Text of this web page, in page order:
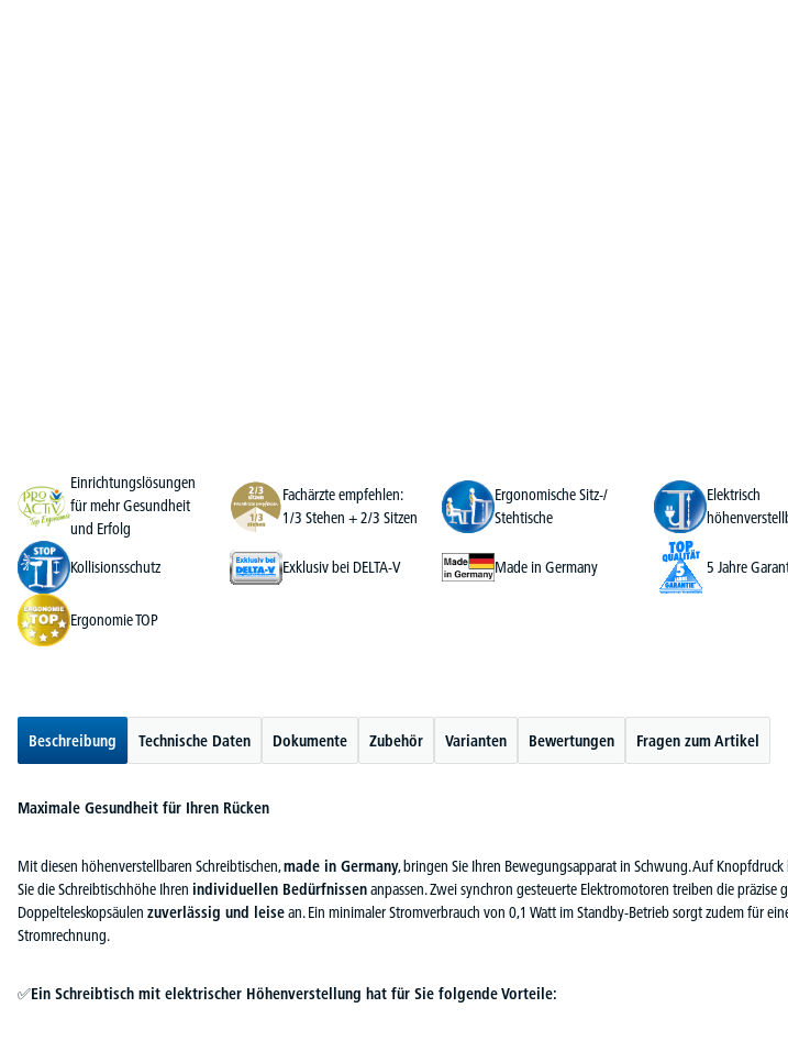
Einrichtungslösungen
für mehr Gesundheit
und Erfolg
Fachärzte empfehlen:
1/3 Stehen + 2/3 Sitzen
Ergonomische Sitz-/
Stehtische
Elektrisch
Kollisionsschutz Exklusiv bei DELTA-V Made in Germany 5 Jahre
Ergonomie TOP
Beschreibung Technische Daten Dokumente Zubehör Varianten Bewertungen Fragen zum Artikel
Maximale Gesundheit für Ihren Rücken
Mit diesen höhenverstellbaren Schreibtischen,made in Germany, bringen Sie Ihren Bewegungsapparat in Schwung. Auf Knopfdruck
Sie die Schreibtischhöhe Ihren individuellen Bedürfnissenanpassen. Zwei synchron gesteuerte Elektromotoren treiben die präzise
Doppelteleskopsäulen zuverlässig und leisean. Ein minimaler Stromverbrauch von 0,1 Watt im Standby-Betrieb sorgt zudem für
Stromrechnung.
✅Ein Schreibtisch mit elektrischer Höhenverstellung hat für Sie folgende Vorteile: